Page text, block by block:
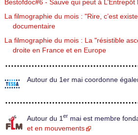
Bestofdoc#6 - Sauve qui peut à
La filmographie du mois : "Rire, c’est
documentaire
La filmographie du mois : La "résistible
droite en France et en Europe
Autour du 1er mai coordonne
Autour du 1 er mai est membre
et en mouvements